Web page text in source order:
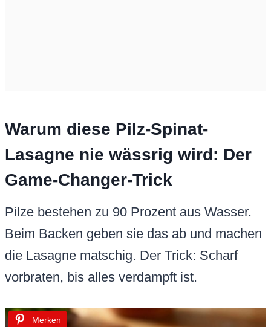
Warum diese Pilz-Spinat-
Lasagne nie wässrig wird: Der
Game-Changer-Trick
Pilze bestehen zu 90 Prozent aus Wasser.
Beim Backen geben sie das ab und machen
die Lasagne matschig. Der Trick: Scharf
vorbraten, bis alles verdampft ist.
Merken